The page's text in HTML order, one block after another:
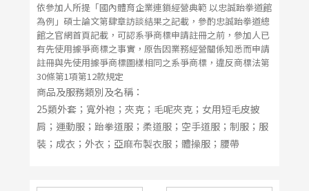
依參加人所提「國內體育企業連鎖經營典範 以忠誠跆拳道館
為例」碩士論文第肆章訪談結果之記載，參酌忠誠跆拳道總
館之官網首頁記載，可認系爭商標申請註冊之前，參加人已
有先使用據爭商標之事實，原告因業務經營關係知悉而申請
註冊與先使用據爭商標圖樣相同之系爭商標，違反商標法第
30條第1項第12款規定
商品及服務類別及名稱：
25類外套；寬外袍；夾克；毛呢夾克；女用短毛皮披
肩；運動服；跆拳道服；柔道服；空手道服；制服；服
裝；成衣；外衣；亞麻布製衣服；體操服；腰帶